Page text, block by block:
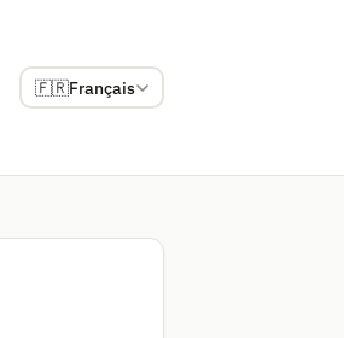
🇫🇷Français